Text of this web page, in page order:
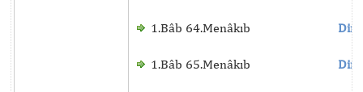
1.Bâb 64.Menâkıb
1.Bâb 65.Menâkıb